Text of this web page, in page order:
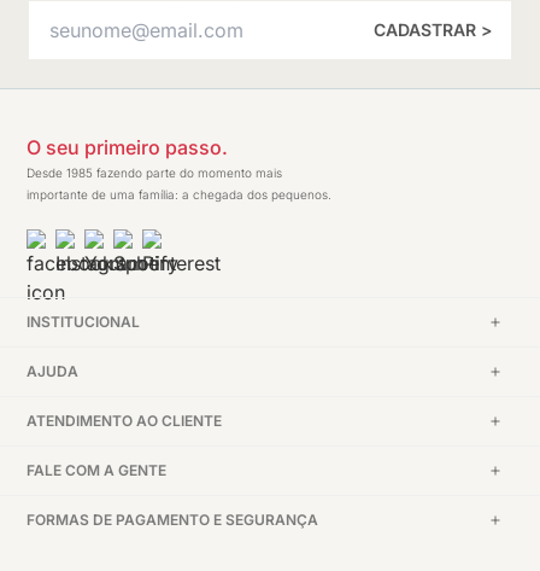
CADASTRAR >
O seu primeiro passo.
Desde 1985 fazendo parte do momento mais
importante de uma família: a chegada dos pequenos.
INSTITUCIONAL
AJUDA
ATENDIMENTO AO CLIENTE
FALE COM A GENTE
FORMAS DE PAGAMENTO E SEGURANÇA